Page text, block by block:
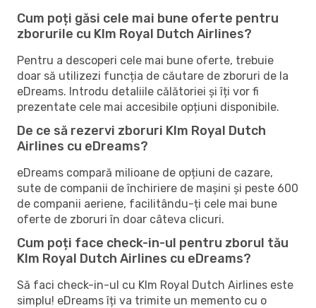
Cum poți găsi cele mai bune oferte pentru
zborurile cu Klm Royal Dutch Airlines?
Pentru a descoperi cele mai bune oferte, trebuie
doar să utilizezi funcția de căutare de zboruri de la
eDreams. Introdu detaliile călătoriei și îți vor fi
prezentate cele mai accesibile opțiuni disponibile.
De ce să rezervi zboruri Klm Royal Dutch
Airlines cu eDreams?
eDreams compară milioane de opțiuni de cazare,
sute de companii de închiriere de mașini și peste 600
de companii aeriene, facilitându-ți cele mai bune
oferte de zboruri în doar câteva clicuri.
Cum poți face check-in-ul pentru zborul tău
Klm Royal Dutch Airlines cu eDreams?
Să faci check-in-ul cu Klm Royal Dutch Airlines este
simplu! eDreams îți va trimite un memento cu o